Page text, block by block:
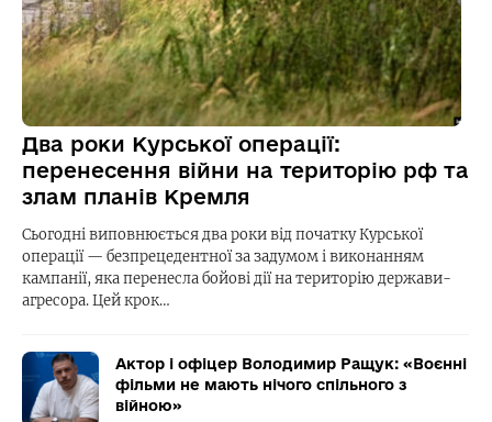
Два роки Курської операції:
перенесення війни на територію рф та
злам планів Кремля
Сьогодні виповнюється два роки від початку Курської
операції — безпрецедентної за задумом і виконанням
кампанії, яка перенесла бойові дії на територію держави-
агресора. Цей крок…
Актор і офіцер Володимир Ращук: «Воєнні
фільми не мають нічого спільного з
війною»